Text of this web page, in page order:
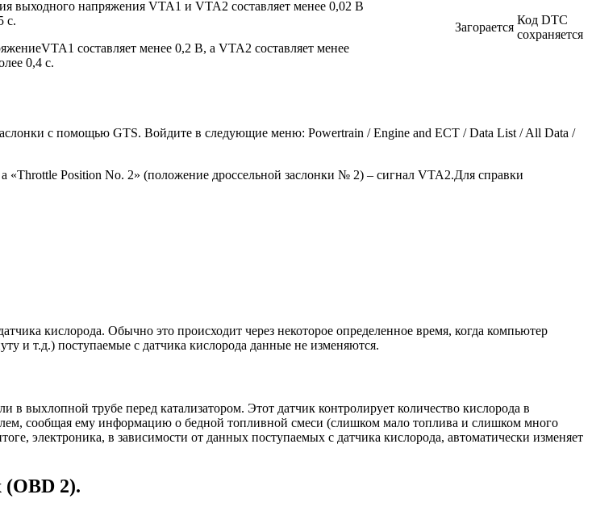
выходного напряжения VTA1 и VTA2 составляет менее 0,02 В
с.
составляет менее 0,2 В, а VTA2 составляет менее
0,4 с.
Загорается
Код DTC
сохраняется
с помощью GTS. Войдите в следующие меню: Powertrain / Engine and ECT / Data List / All Data /
Position No. 2» (положение дроссельной заслонки № 2) – сигнал VTA2.Для справки
кислорода. Обычно это происходит через некоторое определенное время, когда компьютер
и т.д.) поступаемые с датчика кислорода данные не изменяются.
трубе перед катализатором. Этот датчик контролирует количество кислорода в
сообщая ему информацию о бедной топливной смеси (слишком мало топлива и слишком много
электроника, в зависимости от данных поступаемых с датчика кислорода, автоматически изменяет
2).